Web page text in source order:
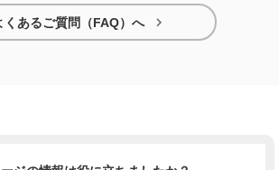
くあるご質問（FAQ）へ 